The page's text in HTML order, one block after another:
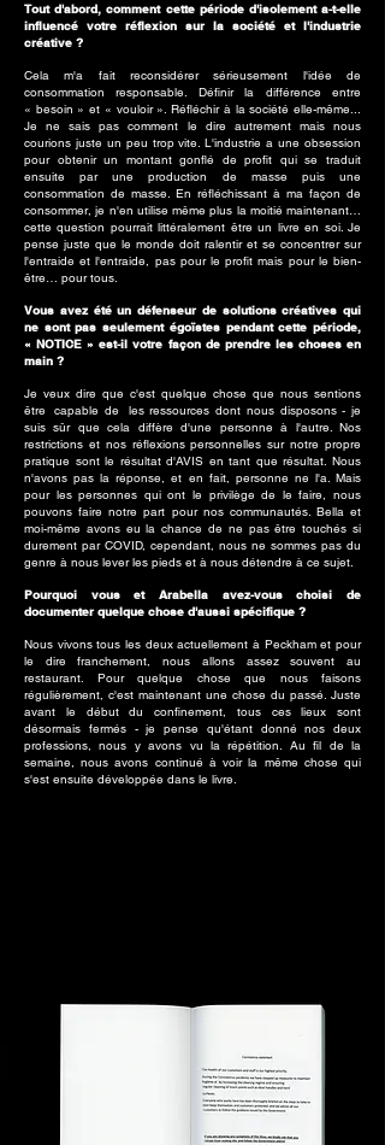
Tout d'abord, comment cette période d'isolement a-t-elle
influencé votre réflexion sur la société et l'industrie
créative ?
Cela m'a fait reconsidérer sérieusement l'idée de
consommation responsable. Définir la différence entre
« besoin » et « vouloir ». Réfléchir à la société elle-même...
Je ne sais pas comment le dire autrement mais nous
courions juste un peu trop vite. L'industrie a une obsession
pour obtenir un montant gonflé de profit qui se traduit
ensuite par une production de masse puis une
consommation de masse. En réfléchissant à ma façon de
consommer, je n'en utilise même plus la moitié maintenant…
cette question pourrait littéralement être un livre en soi. Je
pense juste que le monde doit ralentir et se concentrer sur
l'entraide et l'entraide, pas pour le profit mais pour le bien-
être… pour tous.
Vous avez été un défenseur de solutions créatives qui
ne sont pas seulement égoïstes pendant cette période,
« NOTICE » est-il votre façon de prendre les choses en
main ?
Je veux dire que c'est quelque chose que nous sentions
être
capable de
les ressources dont nous disposons - je
suis sûr que cela diffère d'une personne à l'autre. Nos
restrictions et nos réflexions personnelles sur notre propre
pratique sont le résultat d'AVIS en tant que résultat. Nous
n'avons pas la réponse, et en fait, personne ne l'a. Mais
pour les personnes qui ont le privilège de le faire, nous
pouvons faire notre part pour nos communautés. Bella et
moi-même avons eu la chance de ne pas être touchés si
durement par COVID, cependant, nous ne sommes pas du
genre à nous lever les pieds et à nous détendre à ce sujet.
Pourquoi vous et Arabella avez-vous choisi de
documenter quelque chose d'aussi spécifique ?
Nous vivons tous les deux actuellement à Peckham et pour
le dire franchement, nous allons assez souvent au
restaurant. Pour quelque chose que nous faisons
régulièrement, c'est maintenant une chose du passé. Juste
avant le début du confinement, tous ces lieux sont
désormais fermés - je pense qu'étant donné nos deux
professions, nous y avons vu la répétition. Au fil de la
semaine, nous avons continué à voir la même chose qui
s'est ensuite développée dans le livre.